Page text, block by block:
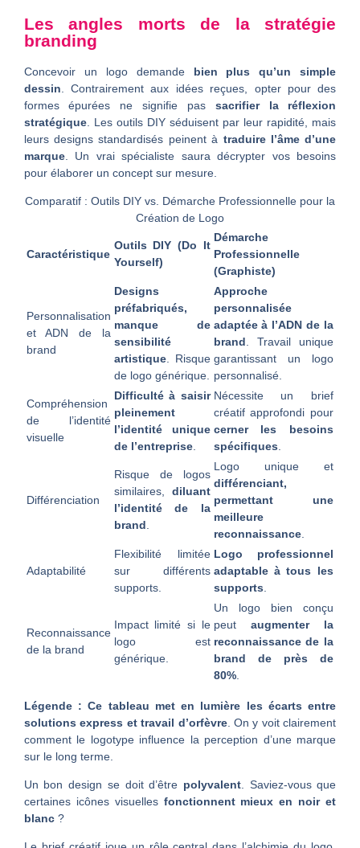
Les angles morts de la stratégie
branding
Concevoir un logo demande bien plus qu’un simple
dessin . Contrairement aux idées reçues, opter pour des
formes épurées ne signifie pas sacrifier la réflexion
stratégique. Les outils DIY séduisent par leur rapidité, mais
leurs designs standardisés peinent à traduire l’âme d’une
marque. Un vrai spécialiste saura décrypter vos besoins
pour élaborer un concept sur mesure.
Comparatif : Outils DIY vs. Démarche Professionnelle pour la
Création de Logo
Caractéristique
Outils DIY (Do It
Yourself)
Démarche
Professionnelle
(Graphiste)
Personnalisation
et ADN de la
brand
Designs
préfabriqués,
manque de
sensibilité
artistique. Risque
de logo générique.
Approche
personnalisée
adaptée à l’ADN de la
brand . Travail unique
garantissant un logo
personnalisé.
Compréhension
de l’identité
visuelle
Difficulté à saisir
pleinement
l’identité unique
de l’entreprise.
Nécessite un brief
créatif approfondi pour
cerner les besoins
spécifiques
Différenciation
Risque de logos
similaires, diluant
l’identité de la
brand
Logo unique et
différenciant,
permettant une
meilleure
reconnaissance.
Adaptabilité
Flexibilité limitée
sur différents
supports.
Logo professionnel
adaptable à tous les
supports
Reconnaissance
de la brand
Impact limité si le
logo est
générique.
Un logo bien conçu
peut augmenter la
reconnaissance de la
brand de près de
80%.
Légende : Ce tableau met en lumière les écarts entre
solutions express et travail d’orfèvre. On y voit clairement
comment le logotype influence la perception d’une marque
sur le long terme.
Un bon design se doit d’être polyvalent. Saviez-vous que
certaines icônes visuelles fonctionnent mieux en noir et
blanc?